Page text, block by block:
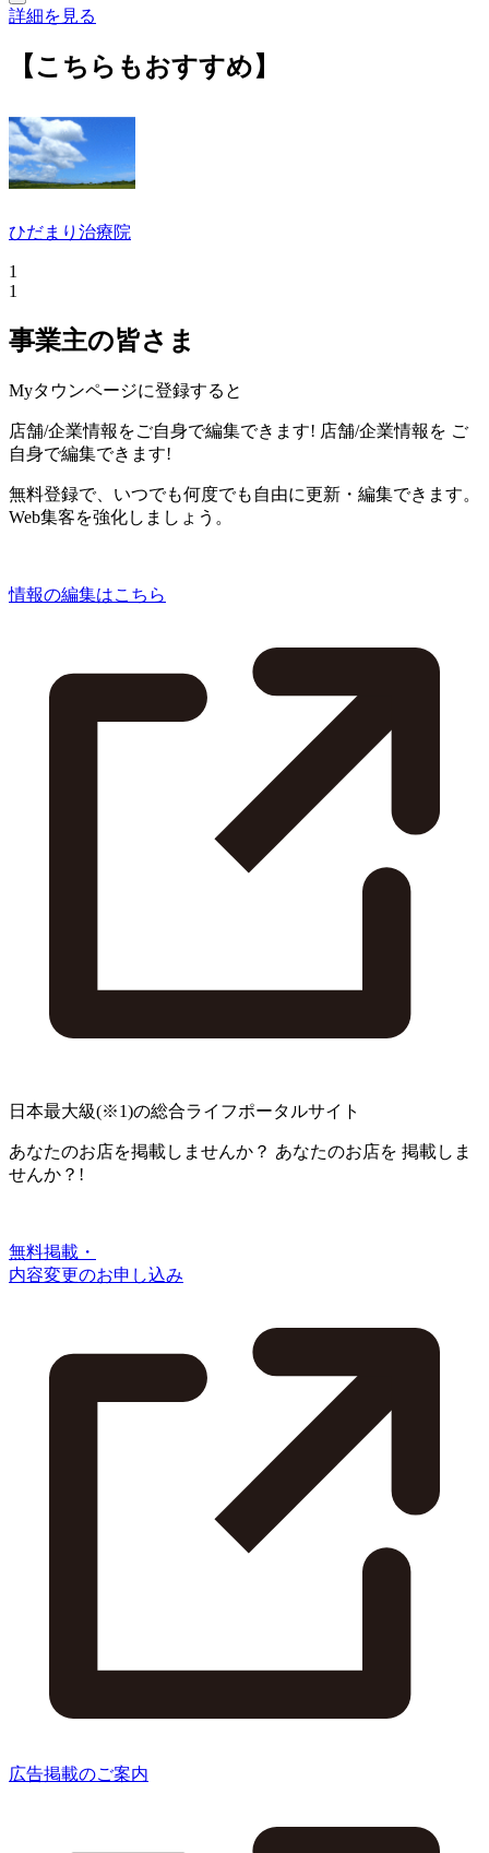
詳細を見る
【こちらもおすすめ】
ひだまり治療院
1
1
事業主の皆さま
Myタウンページに登録すると
店舗/企業情報をご自身で編集できます! 店舗/企業情報を ご
自身で編集できます!
無料登録で、いつでも何度でも自由に更新・編集できます。
Web集客を強化しましょう。
情報の編集はこちら
日本最大級(※1)の総合ライフポータルサイト
あなたのお店を掲載しませんか？ あなたのお店を 掲載しま
せんか？!
無料掲載・
内容変更のお申し込み
広告掲載のご案内